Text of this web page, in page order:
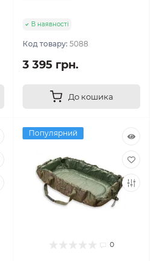
В наявності
Код товару: 5088
3 395 грн.
До кошика
Популярний
0